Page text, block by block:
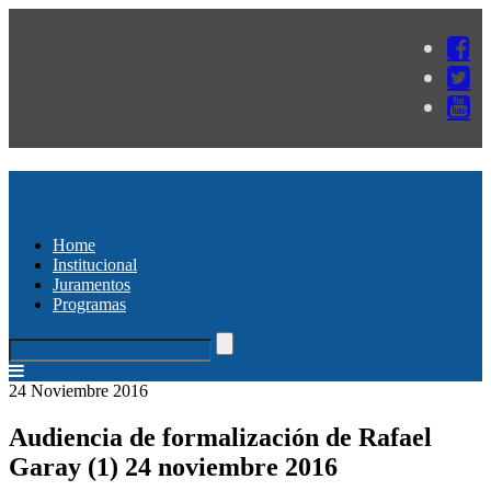
Home
Institucional
Juramentos
Programas
24 Noviembre 2016
Audiencia de formalización de Rafael
Garay (1) 24 noviembre 2016